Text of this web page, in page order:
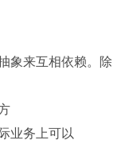
象来互相依赖。除
业务上可以